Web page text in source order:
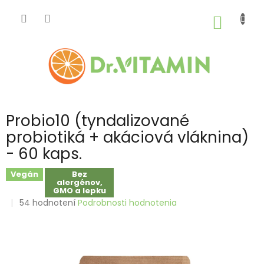
Probio10 (tyndalizované
probiotiká + akáciová vláknina)
- 60 kaps.
Vegán Bez
alergénov,
GMO a lepku
Priemerné
54 hodnotení Podrobnosti hodnotenia